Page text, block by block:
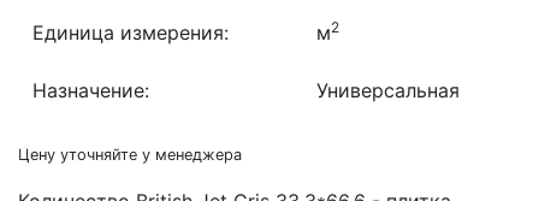
Единица измерения: м2
Назначение: Универсальная
Цену уточняйте у менеджера